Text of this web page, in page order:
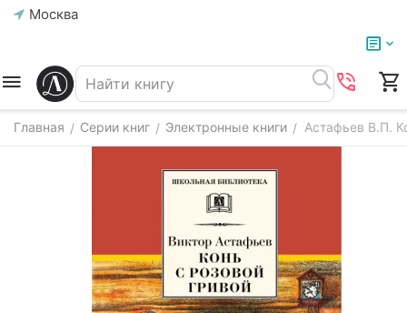
Москва
Главная / Серии книг / Электронные книги / Астафьев В.П.